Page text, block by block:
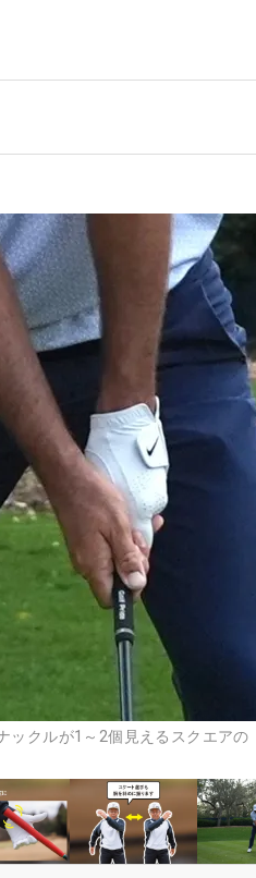
クルが1～2個見えるスクエアの